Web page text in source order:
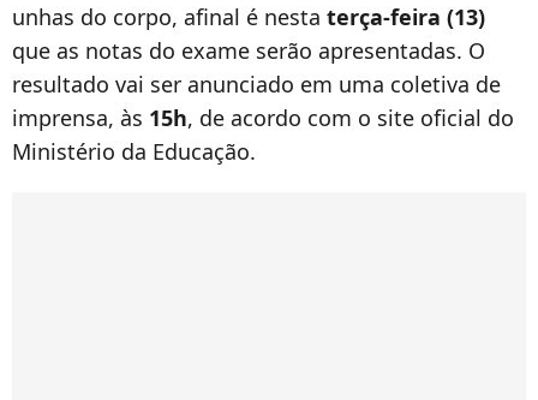
unhas do corpo, afinal é nesta terça-feira (13)
que as notas do exame serão apresentadas. O
resultado vai ser anunciado em uma coletiva de
imprensa, às 15h, de acordo com o site oficial do
Ministério da Educação.